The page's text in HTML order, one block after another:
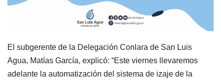
El subgerente de la Delegación Conlara de San Luis
Agua, Matías García, explicó: “Este viernes llevaremos
adelante la automatización del sistema de izaje de la